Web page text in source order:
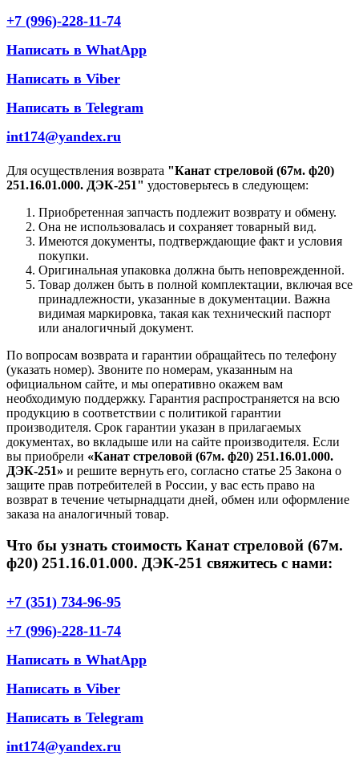
+7 (996)-228-11-74
Написать в WhatApp
Написать в Viber
Написать в Telegram
int174@yandex.ru
Для осуществления возврата "Канат стреловой (67м. ф20)
251.16.01.000. ДЭК-251" удостоверьтесь в следующем:
Приобретенная запчасть подлежит возврату и обмену.
Она не использовалась и сохраняет товарный вид.
Имеются документы, подтверждающие факт и условия
покупки.
Оригинальная упаковка должна быть неповрежденной.
Товар должен быть в полной комплектации, включая все
принадлежности, указанные в документации. Важна
видимая маркировка, такая как технический паспорт
или аналогичный документ.
По вопросам возврата и гарантии обращайтесь по телефону
(указать номер). Звоните по номерам, указанным на
официальном сайте, и мы оперативно окажем вам
необходимую поддержку. Гарантия распространяется на всю
продукцию в соответствии с политикой гарантии
производителя. Срок гарантии указан в прилагаемых
документах, во вкладыше или на сайте производителя. Если
вы приобрели «Канат стреловой (67м. ф20) 251.16.01.000.
ДЭК-251» и решите вернуть его, согласно статье 25 Закона о
защите прав потребителей в России, у вас есть право на
возврат в течение четырнадцати дней, обмен или оформление
заказа на аналогичный товар.
Что бы узнать стоимость Канат стреловой (67м.
ф20) 251.16.01.000. ДЭК-251 свяжитесь с нами:
+7 (351) 734-96-95
+7 (996)-228-11-74
Написать в WhatApp
Написать в Viber
Написать в Telegram
int174@yandex.ru